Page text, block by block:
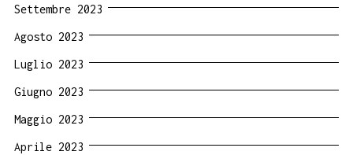
Settembre 2023
Agosto 2023
Luglio 2023
Giugno 2023
Maggio 2023
Aprile 2023